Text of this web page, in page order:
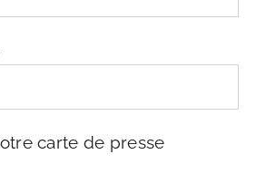
carte de presse